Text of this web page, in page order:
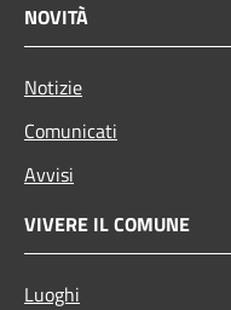
NOVITÀ
Notizie
Comunicati
Avvisi
VIVERE IL COMUNE
Luoghi